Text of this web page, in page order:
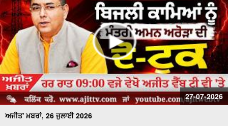
27-07-2026
ਅਜੀਤ' ਖ਼ਬਰਾਂ, 26 ਜੁਲਾਈ 2026